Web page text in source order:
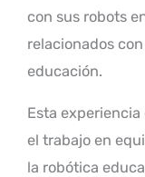
con sus robots
relacionados
educación.
Esta
el trabajo en
la robótica